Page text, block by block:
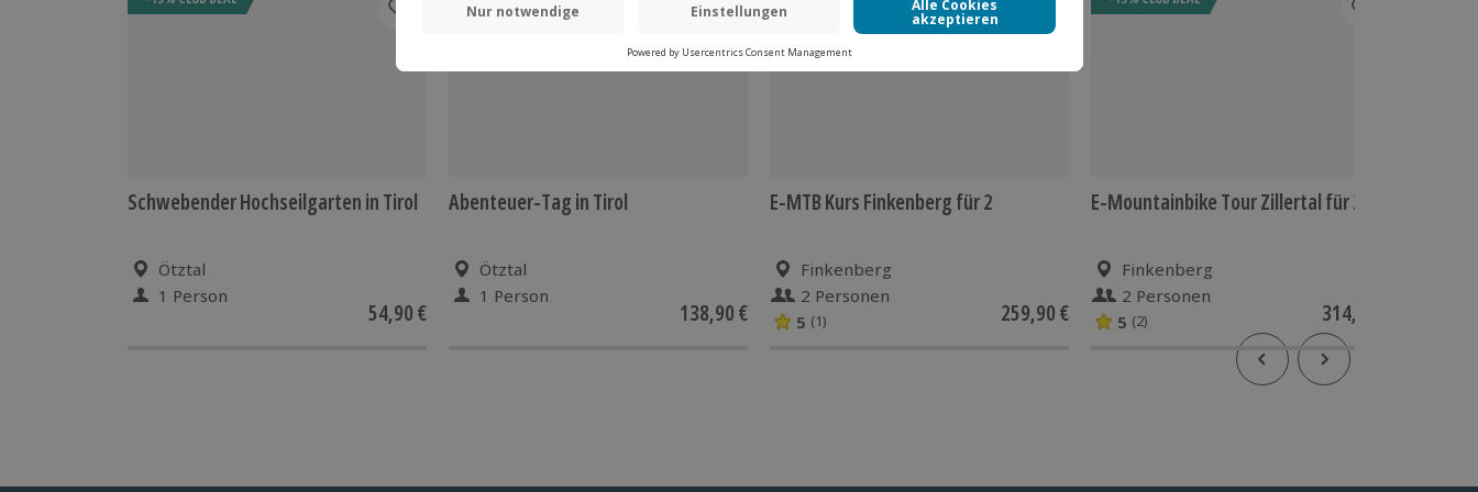
Schwebender Hochseilgarten in Tirol
Ötztal
1 Person
54,90 €
Abenteuer-Tag in Tirol
Ötztal
1 Person
138,90 €
E-MTB Kurs Finkenberg für 2
Finkenberg
2 Personen
5 (1) 259,90 €
E-Mountainbike Tour Zillertal für 2
Finkenberg
2 Personen
5 (2) 314,90 €